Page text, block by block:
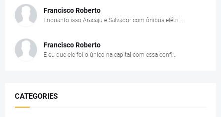
Francisco Roberto
Enquanto isso Aracaju e Salvador com ônibus elétri...
Francisco Roberto
E eu que ele foi o único na capital com essa confi...
CATEGORIES